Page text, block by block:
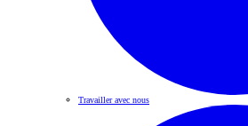
Travailler avec nous